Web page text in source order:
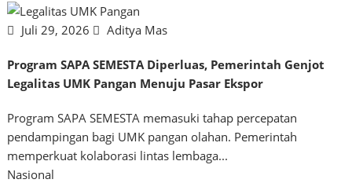
Juli 29, 2026 Aditya Mas
Program SAPA SEMESTA Diperluas, Pemerintah Genjot
Legalitas UMK Pangan Menuju Pasar Ekspor
Program SAPA SEMESTA memasuki tahap percepatan
pendampingan bagi UMK pangan olahan. Pemerintah
memperkuat kolaborasi lintas lembaga...
Nasional